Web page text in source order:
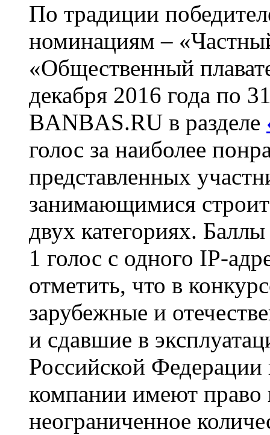
По традиции
номинациям –
«Общественный
декабря 2016 года по
BANBAS.RU в разделе
голос за наиболее
представленных
занимающимися
двух категориях.
1 голос с одного IP-
отметить, что в
зарубежные и
и сдавшие в
Российской
компании имеют право
неограниченное